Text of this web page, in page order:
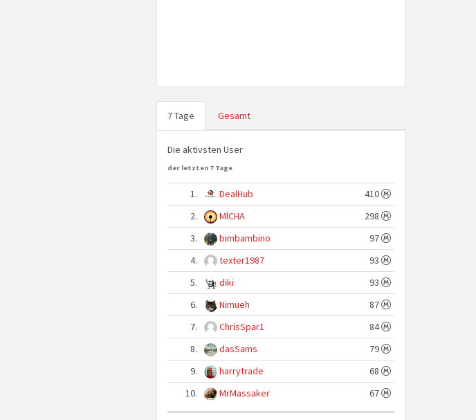
7 Tage Gesamt
Die aktivsten User
der letzten 7 Tage
1. DealHub
410
2.
MlCHA
298
3.
bimbambino
97
4.
texter1987
93
5.
diki
93
6.
Nimueh
87
7.
ChrisSpar1
84
8.
dasSams
79
9.
harrytrade
68
10.
MrMassaker 67